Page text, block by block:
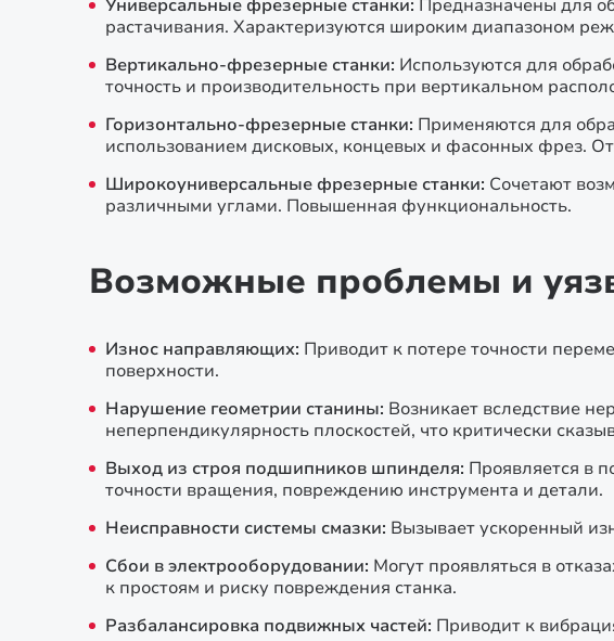
Универсальные фрезерные станки: Предназначены для
растачивания. Характеризуются широким диапазоном
Вертикально-фрезерные станки: Используются для
точность и производительность при вертикальном
Горизонтально-фрезерные станки: Применяются для
использованием дисковых, концевых и фасонных фрез.
Широкоуниверсальные фрезерные станки: Сочетают
различными углами. Повышенная функциональность.
Возможные проблемы и
Износ направляющих: Приводит к потере точности
поверхности.
Нарушение геометрии станины: Возникает вследствие
неперпендикулярность плоскостей, что критически
Выход из строя подшипников шпинделя: Проявляется в
точности вращения, повреждению инструмента и детали.
Неисправности системы смазки: Вызывает ускоренный
Сбои в электрооборудовании: Могут проявляться в
к простоям и риску повреждения станка.
Разбалансировка подвижных частей: Приводит к